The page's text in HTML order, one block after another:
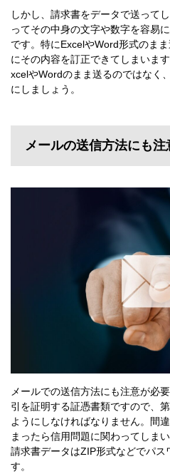
しかし、請求書をデータで送って
ってその中身の文字や数字を容易
です。特にExcelやWord形式のま
にその内容を訂正できてしまいま
xcelやWordのまま送るのではなく
にしましょう。
メールの送信方法にも注
メールでの送信方法にも注意が必
引を証明する証憑書類ですので、
ようにしなければなりません。間
まったら信用問題に関わってしま
請求書データはZIP形式などでパ
す。